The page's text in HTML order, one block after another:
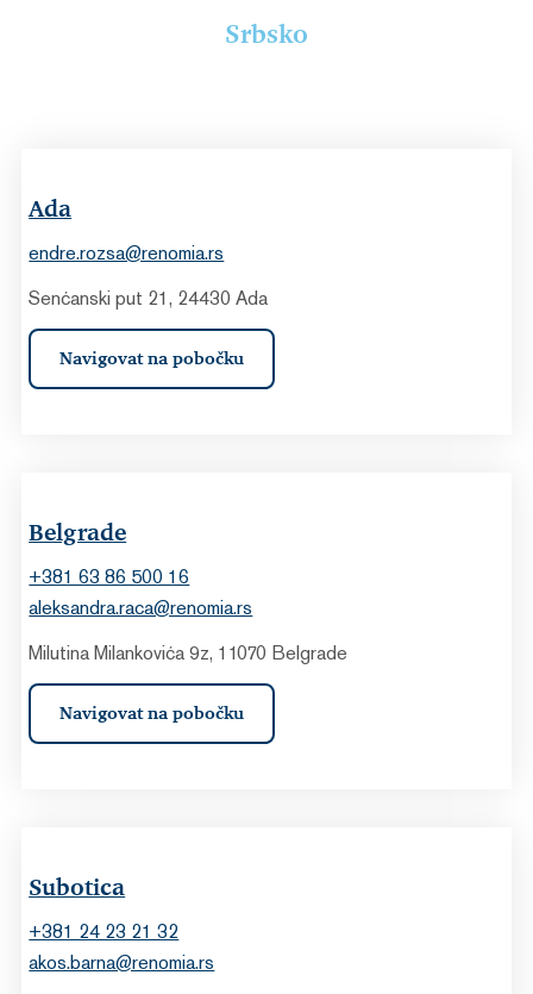
Srbsko
Ada
endre.rozsa@renomia.rs
Senćanski put 21, 24430 Ada
Navigovat na pobočku
Belgrade
+381 63 86 500 16
aleksandra.raca@renomia.rs
Milutina Milankovića 9z, 11070 Belgrade
Navigovat na pobočku
Subotica
+381 24 23 21 32
akos.barna@renomia.rs